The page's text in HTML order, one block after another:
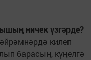
ничек үзгәрде?
килеп
барасың, күңелгә